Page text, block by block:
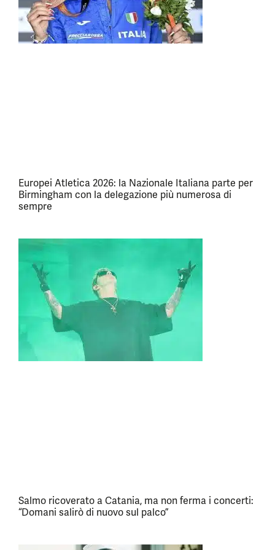
Europei Atletica 2026: la Nazionale Italiana parte per
Birmingham con la delegazione più numerosa di
sempre
Salmo ricoverato a Catania, ma non ferma i concerti:
“Domani salirò di nuovo sul palco”